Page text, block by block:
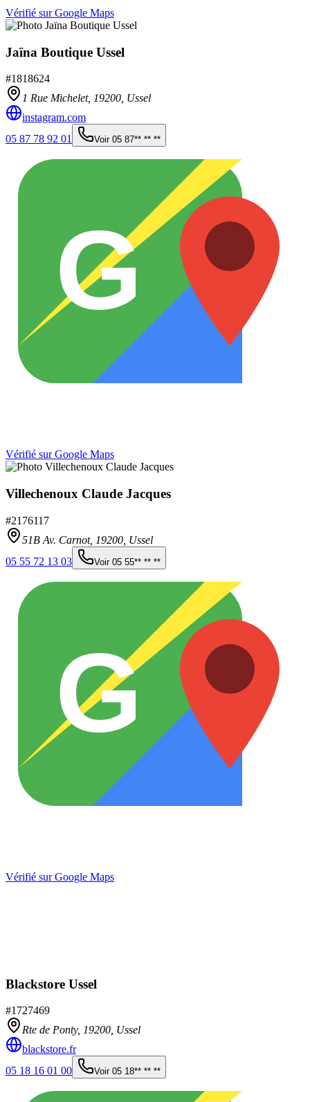
Vérifié sur Google Maps
Jaïna Boutique Ussel
#1818624
1 Rue Michelet, 19200, Ussel
instagram.com
05 87 78 92 01
Voir 05 87** ** **
G
Vérifié sur Google Maps
Villechenoux Claude Jacques
#2176117
51B Av. Carnot, 19200 Ussel
05 55 72 13 03
Voir 05 55** ** **
G
Vérifié sur Google Maps
Blackstore Ussel
#1727469
Rte de Ponty, 19200 Ussel
blackstore.fr
05 18 16 01 00
Voir 05 18** ** **